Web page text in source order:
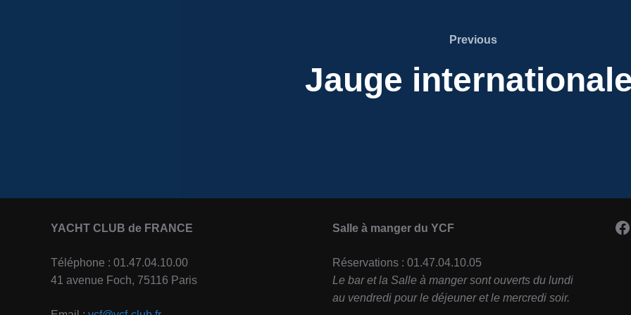
Previous
Previous
Jauge
YACHT CLUB de FRANCE
Téléphone : 01.47.04.10.00
41 avenue Foch, 75116 Paris
Salle à manger du YCF
Réservations : 01.47.04.10.05
Le bar et la Salle à manger sont ouverts du lundi
au vendredi pour le déjeuner et le mercredi soir.